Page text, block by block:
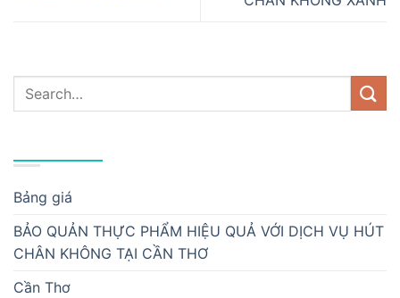
Bảng giá
BẢO QUẢN THỰC PHẨM HIỆU QUẢ VỚI DỊCH VỤ HÚT
CHÂN KHÔNG TẠI CẦN THƠ
Cần Thơ